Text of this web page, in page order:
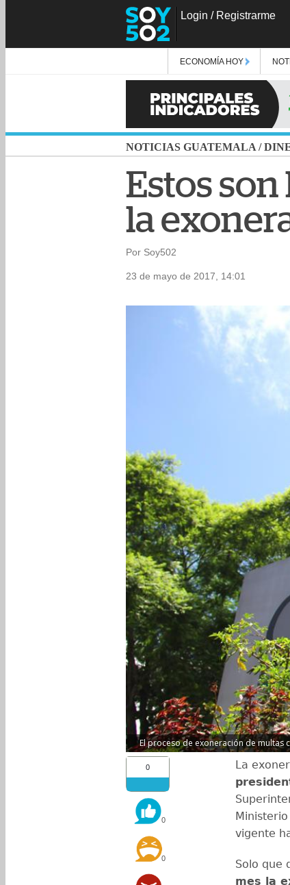
Login / Registrarme
ECONOMÍA HOY
NOTICIAS GUATEMALA /
Estos
la
Por Soy502
23 de mayo de 2017, 14:01
El proceso de exoneración de multas
0
0
0
La
vigente
Solo que
mes la